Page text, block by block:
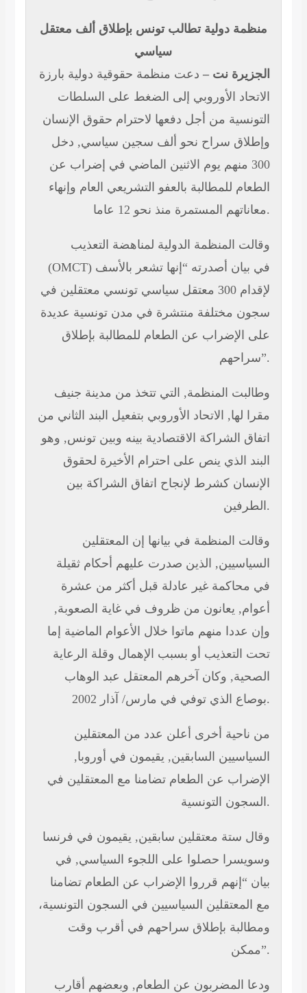
منظمة دولية تطالب تونس بإطلاق ألف معتقل
سياسي
الجزيرة نت – دعت منظمة حقوقية دولية بارزة
الاتحاد الأوروبي إلى الضغط على السلطات
التونسية من أجل دفعها لاحترام حقوق الإنسان
وإطلاق سراح نحو ألف سجين سياسي, دخل
300 منهم يوم الاثنين الماضي في إضراب عن
الطعام للمطالبة بالعفو التشريعي العام وإنهاء
معاناتهم المستمرة منذ نحو 12 عاما.
وقالت المنظمة الدولية لمناهضة التعذيب
(OMCT) في بيان أصدرته “إنها تشعر بالأسف
لإقدام 300 معتقل سياسي تونسي معتقلين في
سجون مختلفة منتشرة في مدن تونسية عديدة
على الإضراب عن الطعام للمطالبة بإطلاق
سراحهم”.
وطالبت المنظمة, التي تتخذ من مدينة جنيف
مقرا لها, الاتحاد الأوروبي بتفعيل البند الثاني من
اتفاق الشراكة الاقتصادية بينه وبين تونس, وهو
البند الذي ينص على احترام الأخيرة لحقوق
الإنسان كشرط لإنجاح اتفاق الشراكة بين
الطرفين.
وقالت المنظمة في بيانها إن المعتقلين
السياسيين, الذين صدرت عليهم أحكام ثقيلة
في محاكمة غير عادلة قبل أكثر من عشرة
أعوام, يعانون من ظروف في غاية الصعوبة,
وإن عددا منهم ماتوا خلال الأعوام الماضية إما
تحت التعذيب أو بسبب الإهمال وقلة الرعاية
الصحية, وكان آخرهم المعتقل عبد الوهاب
بوصاع الذي توفي في مارس/ آذار 2002.
من ناحية أخرى أعلن عدد من المعتقلين
السياسيين السابقين, يقيمون في أوروبا,
الإضراب عن الطعام تضامنا مع المعتقلين في
السجون التونسية.
وقال ستة معتقلين سابقين, يقيمون في فرنسا
وسويسرا حصلوا على اللجوء السياسي, في
بيان “إنهم قرروا الإضراب عن الطعام تضامنا
مع المعتقلين السياسيين في السجون التونسية،
ومطالبة بإطلاق سراحهم في أقرب وقت
ممكن”.
ودعا المضربون عن الطعام, وبعضهم أقارب